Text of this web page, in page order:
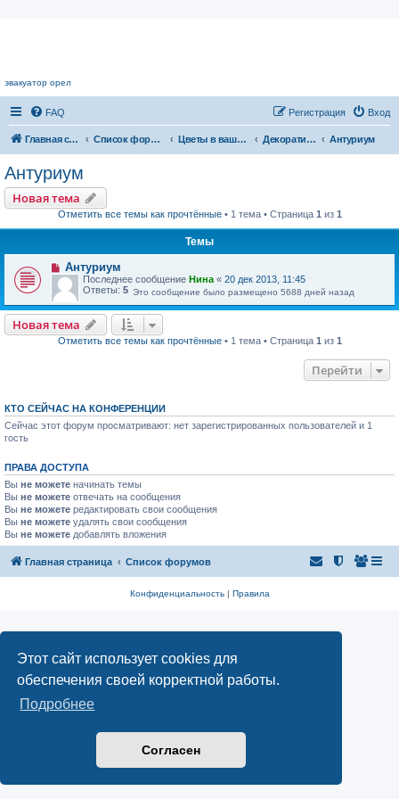
Этот сайт использует cookies для
обеспечения своей корректной работы.
Подробнее
Согласен
эвакуатор орел
FAQ Вход
Регистрация
Главная страница Список форумов Цветы в вашем доме Декоративноцветущие растения Антуриум
Антуриум
Новая тема
Отметить все темы как прочтённые• 1 тема • Страница 1 из 1
Темы
Антуриум
Последнее сообщение Нина « 20 дек 2013, 11:45
Ответы: 5 Это сообщение было размещено 5688 дней назад
Новая тема
Отметить все темы как прочтённые• 1 тема • Страница 1 из 1
Перейти
КТО СЕЙЧАС НА КОНФЕРЕНЦИИ
Сейчас этот форум просматривают: нет зарегистрированных пользователей и 1
гость
ПРАВА ДОСТУПА
Вы не можете начинать темы
Вы не можете отвечать на сообщения
Вы не можете редактировать свои сообщения
Вы не можете удалять свои сообщения
Вы не можете добавлять вложения
Главная страница Список форумов
Конфиденциальность| Правила